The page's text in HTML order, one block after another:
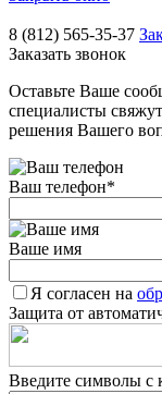
8 (812) 565-35-37
Заказать звонок
Оставьте Ваше
специалисты
решения Вашего
Ваш телефон*
Ваше имя
Я согласен на
Защита от
Введите символы с